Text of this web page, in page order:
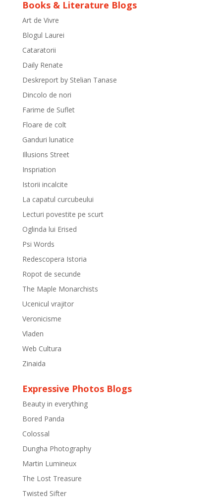
Books & Literature Blogs
Art de Vivre
Blogul Laurei
Cataratorii
Daily Renate
Deskreport by Stelian Tanase
Dincolo de nori
Farime de Suflet
Floare de colt
Ganduri lunatice
Illusions Street
Inspriation
Istorii incalcite
La capatul curcubeului
Lecturi povestite pe scurt
Oglinda lui Erised
Psi Words
Redescopera Istoria
Ropot de secunde
The Maple Monarchists
Ucenicul vrajitor
Veronicisme
Vladen
Web Cultura
Zinaida
Expressive Photos Blogs
Beauty in everything
Bored Panda
Colossal
Dungha Photography
Martin Lumineux
The Lost Treasure
Twisted Sifter